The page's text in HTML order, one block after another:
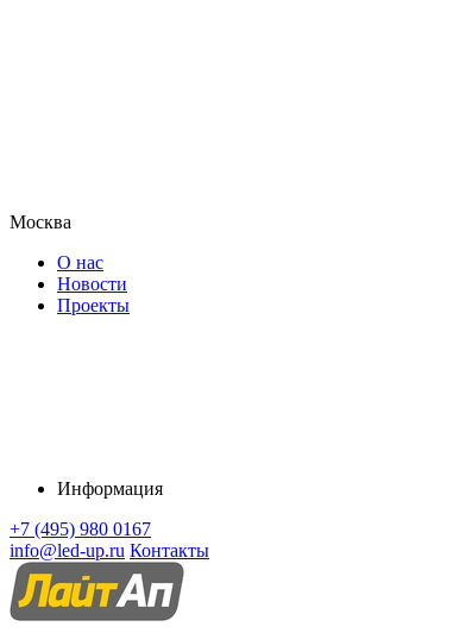
Москва
О нас
Новости
Проекты
Информация
+7 (495) 980 0167
info@led-up.ru Контакты